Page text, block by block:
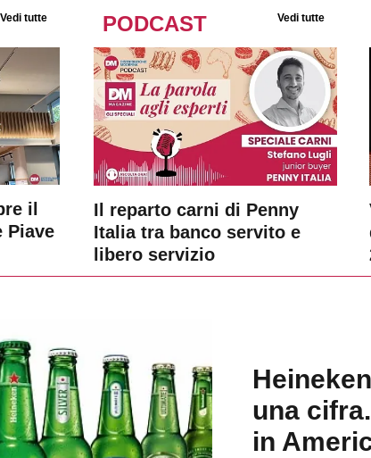
Vedi tutte
il
Piave
PODCAST Vedi tutte
Il reparto carni di Penny
Italia tra banco servito e
libero servizio
una
in